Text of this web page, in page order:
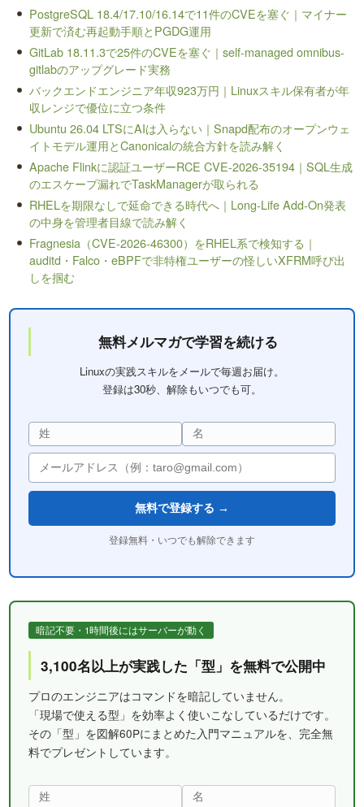
PostgreSQL 18.4/17.10/16.14で11件のCVEを塞ぐ｜マイナー
更新で済む再起動手順とPGDG運用
GitLab 18.11.3で25件のCVEを塞ぐ｜self-managed omnibus-
gitlabのアップグレード実務
バックエンドエンジニア年収923万円｜Linuxスキル保有者が年
収レンジで優位に立つ条件
Ubuntu 26.04 LTSにAIは入らない｜Snapd配布のオープンウェ
イトモデル運用とCanonicalの統合方針を読み解く
Apache Flinkに認証ユーザーRCE CVE-2026-35194｜SQL生成
のエスケープ漏れでTaskManagerが取られる
RHELを期限なしで延命できる時代へ｜Long-Life Add-On発表
の中身を管理者目線で読み解く
Fragnesia（CVE-2026-46300）をRHEL系で検知する｜
auditd・Falco・eBPFで非特権ユーザーの怪しいXFRM呼び出
しを掴む
無料メルマガで学習を続ける
Linuxの実践スキルをメールで毎週お届け。
登録は30秒、解除もいつでも可。
無料で登録する →
登録無料・いつでも解除できます
暗記不要・1時間後にはサーバーが動く
3,100名以上が実践した「型」を無料で公開中
プロのエンジニアはコマンドを暗記していません。
「現場で使える型」を効率よく使いこなしているだけです。
その「型」を図解60Pにまとめた入門マニュアルを、完全無
料でプレゼントしています。